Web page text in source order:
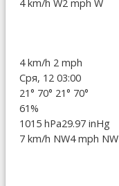
4 km/h W2 mph W
4 km/h 2 mph
Сря, 12 03:00
21° 70° 21° 70°
61%
1015 hPa29.97 inHg
7 km/h NW4 mph NW